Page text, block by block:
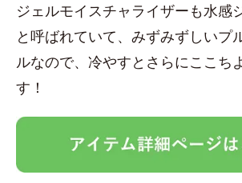
ジェルモイスチャライザーも水感
と呼ばれていて、みずみずしいプ
ルなので、冷やすとさらにここち
す！